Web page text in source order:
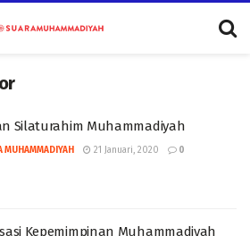
Silaturahim Muhammadiyah
MUHAMMADIYAH 21 Januari, 2020 0
Kepemimpinan Muhammadiyah